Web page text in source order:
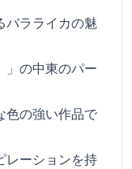
バラライカの魅
の中東のパー
色の強い作品で
レーションを持